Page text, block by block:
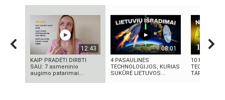
12:43
KAIP PRADĖTI DIRBTI
SAU: 7 asmeninio
augimo patarimai...
08:01
4 PASAULINĖS
TECHNOLOGIJOS, KURIAS
SUKŪRĖ LIETUVOS...
10
TAPO